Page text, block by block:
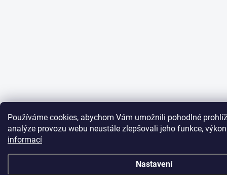
Používáme cookies, abychom Vám umožnili pohodlné
analýze provozu webu neustále zlepšovali jeho funkce,
informací
Nastavení